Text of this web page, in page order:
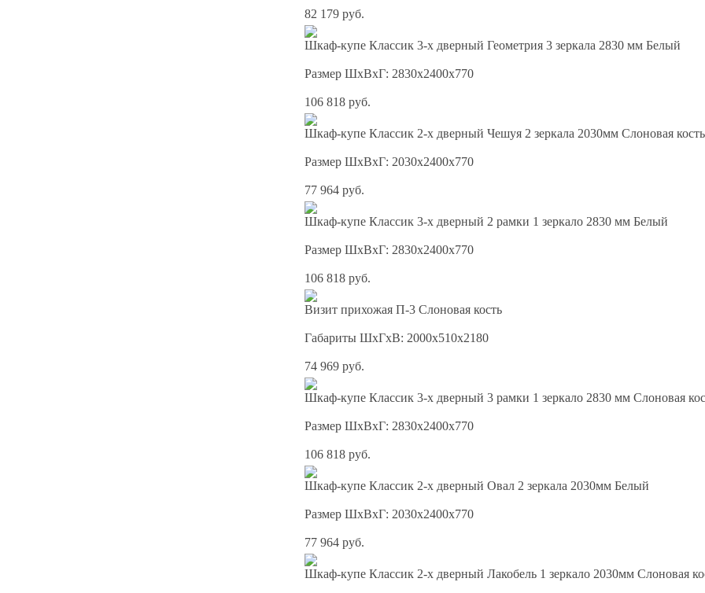
82 179 руб.
Шкаф-купе Классик 3-х дверный Геометрия 3 зеркала 2830 мм Белый
Размер ШхВхГ: 2830х2400х770
106 818 руб.
Шкаф-купе Классик 2-х дверный Чешуя 2 зеркала 2030мм Слоновая кость
Размер ШхВхГ: 2030х2400х770
77 964 руб.
Шкаф-купе Классик 3-х дверный 2 рамки 1 зеркало 2830 мм Белый
Размер ШхВхГ: 2830х2400х770
106 818 руб.
Визит прихожая П-3 Слоновая кость
Габариты ШхГхВ: 2000х510х2180
74 969 руб.
Шкаф-купе Классик 3-х дверный 3 рамки 1 зеркало 2830 мм Слоновая
Размер ШхВхГ: 2830х2400х770
106 818 руб.
Шкаф-купе Классик 2-х дверный Овал 2 зеркала 2030мм Белый
Размер ШхВхГ: 2030х2400х770
77 964 руб.
Шкаф-купе Классик 2-х дверный Лакобель 1 зеркало 2030мм Слоновая